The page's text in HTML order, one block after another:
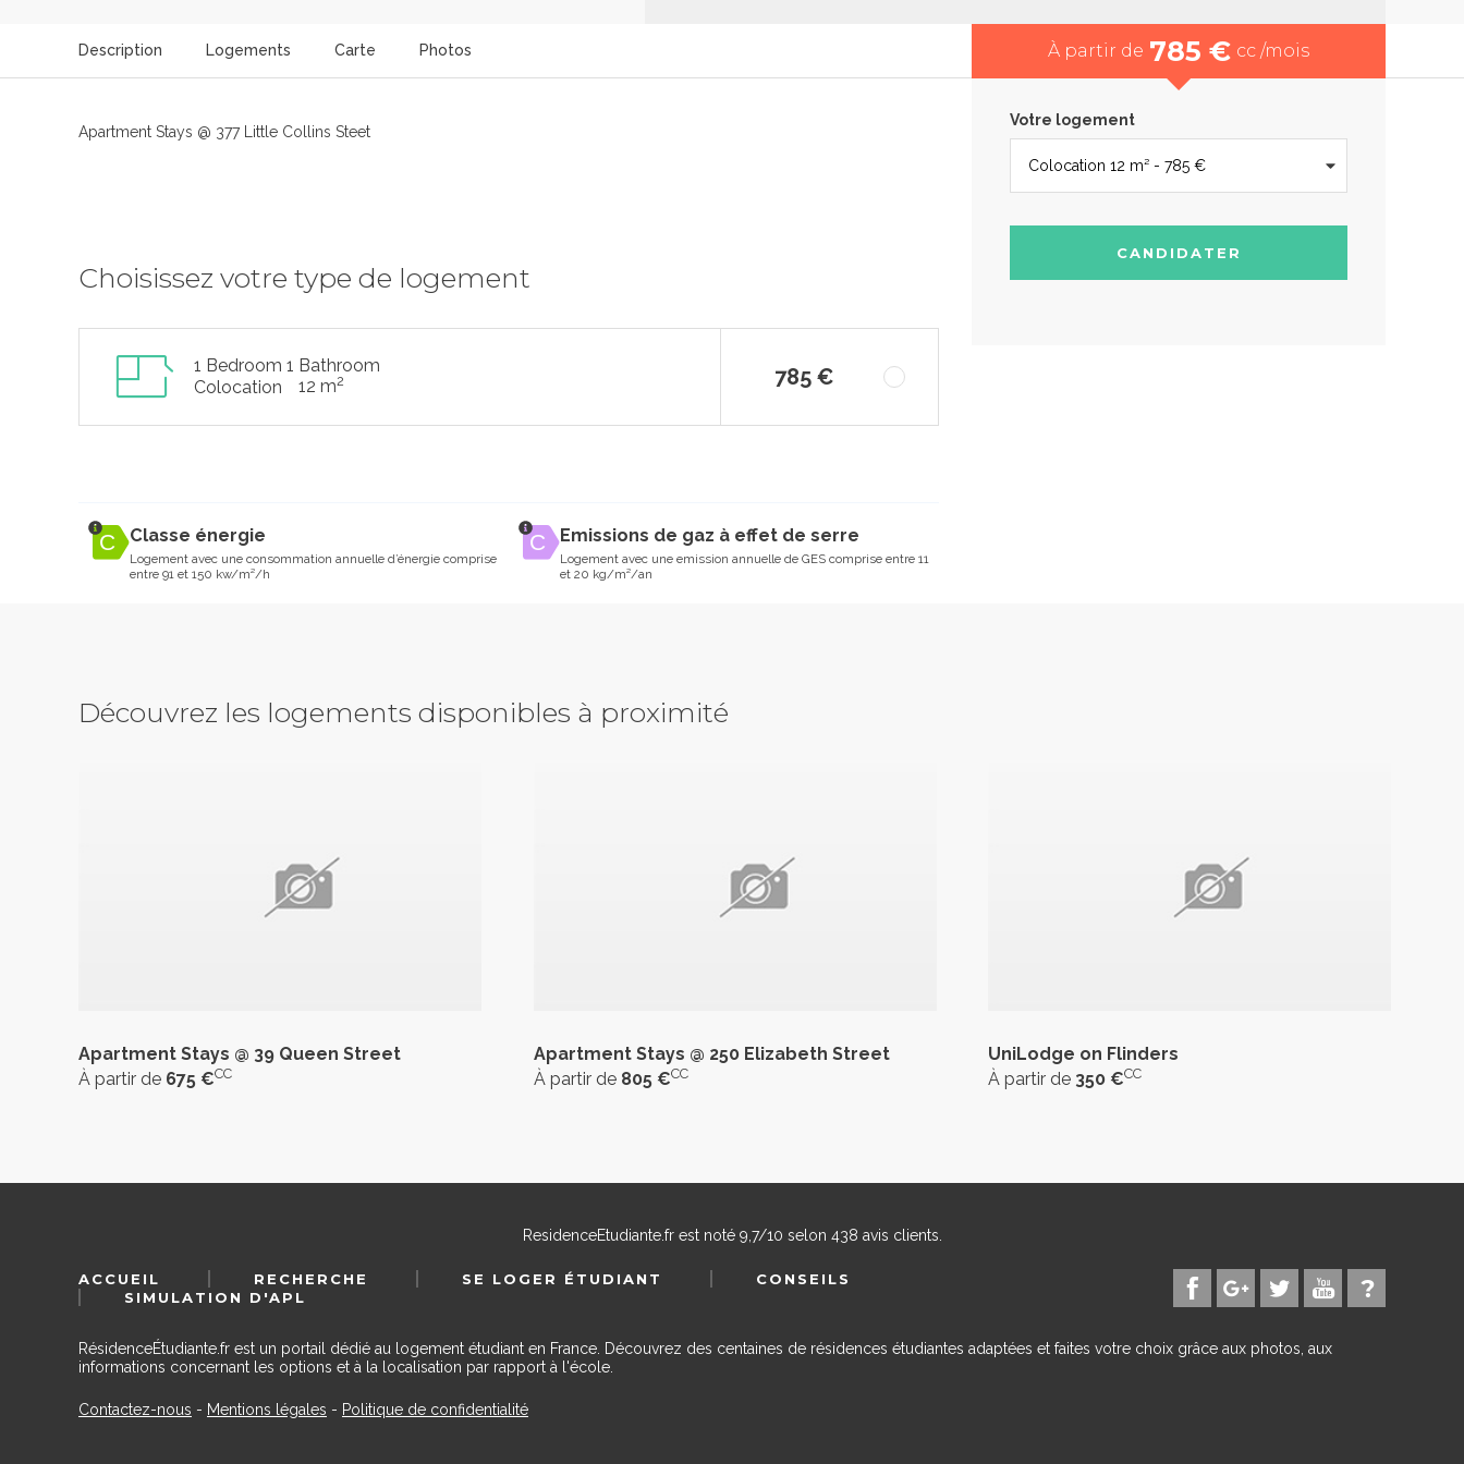
Description Logements Carte Photos
Apartment Stays @ 377 Little Collins Steet
Choisissez votre type de logement
1 Bedroom 1 Bathroom
Colocation
12 m2 785 €
Classe énergie
Logement avec une consommation annuelle d’énergie comprise
entre 91 et 150 kw/m²/h
Emissions de gaz à effet de serre
Logement avec une emission annuelle de GES comprise entre 11
et 20 kg/m²/an
À partir de 785 € cc /mois
Votre logement
CANDIDATER
Découvrez les logements disponibles à proximité
Apartment Stays @ 39 Queen Street
À partir de 675 €CC
Apartment Stays @ 250 Elizabeth Street
À partir de 805 €CC
UniLodge on Flinders
À partir de 350 €CC
ResidenceEtudiante.frest noté 9,7/10 selon 438 avis clients.
ACCUEIL RECHERCHE SE LOGER ÉTUDIANT
CONSEILS
SIMULATION D'APL
RésidenceÉtudiante.fr est un portail dédié au logement étudiant en France. Découvrez des centaines de résidences étudiantes adaptées et faites votre choix grâce aux photos, aux
informations concernant les options et à la localisation par rapport à l'école.
Contactez-nous - Mentions légales - Politique de confidentialité